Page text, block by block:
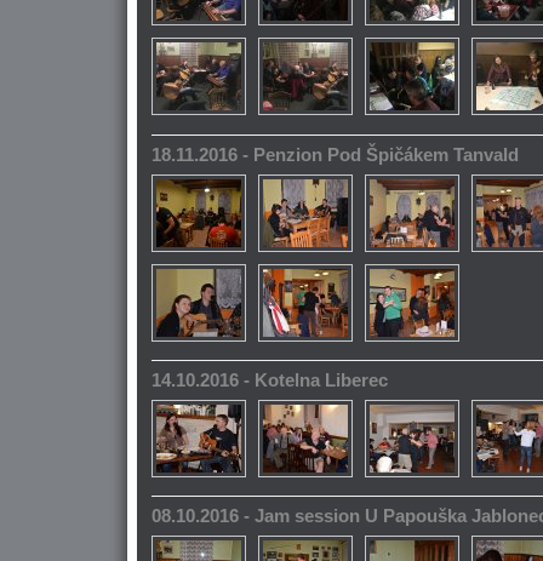
18.11.2016 - Penzion Pod Špičákem Tanvald
14.10.2016 - Kotelna Liberec
08.10.2016 - Jam session U Papouška